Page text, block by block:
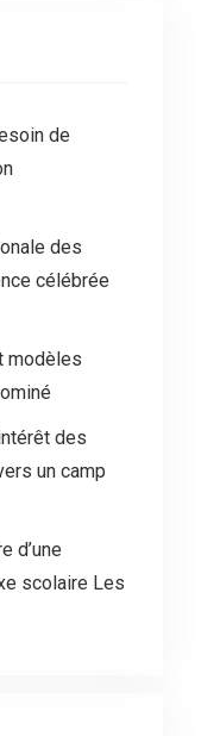
de
des
célébrée
modèles
des
un camp
d’une
scolaire Les